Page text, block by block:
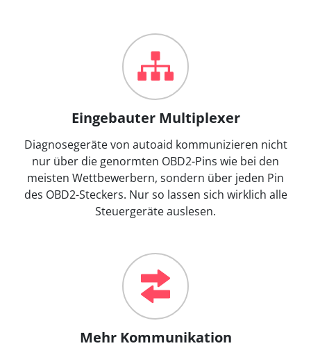
Eingebauter Multiplexer
Diagnosegeräte von autoaid kommunizieren nicht
nur über die genormten OBD2-Pins wie bei den
meisten Wettbewerbern, sondern über jeden Pin
des OBD2-Steckers. Nur so lassen sich wirklich alle
Steuergeräte auslesen.
Mehr Kommunikation